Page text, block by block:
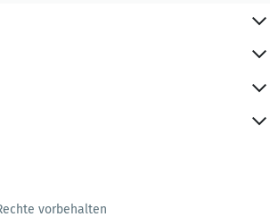
vorbehalten